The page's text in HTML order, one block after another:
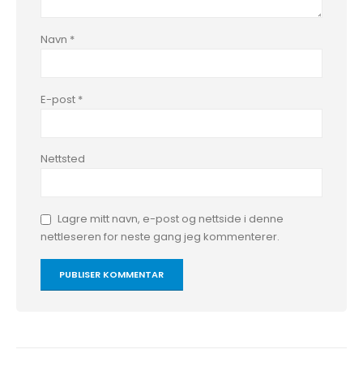
Navn *
E-post *
Nettsted
Lagre mitt navn, e-post og nettside i denne
nettleseren for neste gang jeg kommenterer.